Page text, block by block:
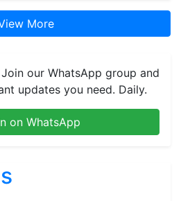
More
our WhatsApp group and
updates you need. Daily.
on WhatsApp